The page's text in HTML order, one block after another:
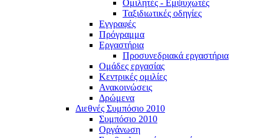
Ομιλητές - Εμψυχωτές
Ταξιδιωτικές οδηγίες
Εγγραφές
Πρόγραμμα
Εργαστήρια
Προσυνεδριακά εργαστήρια
Ομάδες εργασίας
Κεντρικές ομιλίες
Ανακοινώσεις
Δρώμενα
Διεθνές Συμπόσιο 2010
Συμπόσιο 2010
Οργάνωση